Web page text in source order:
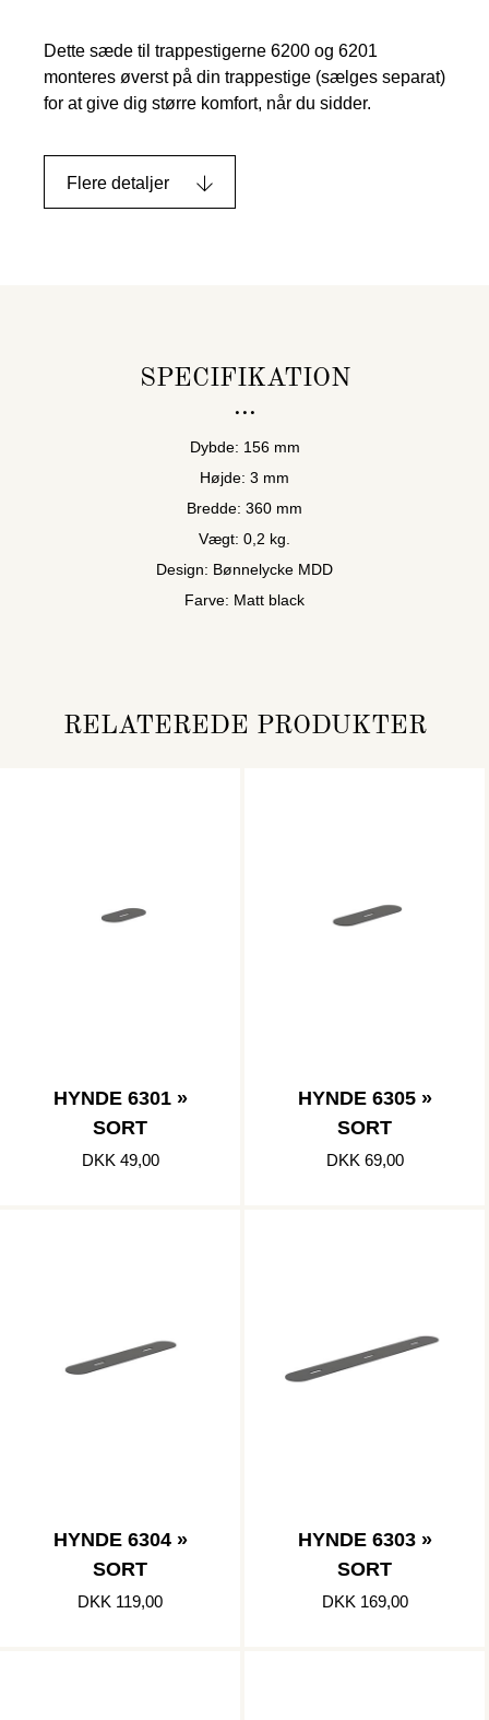
Dette sæde til trappestigerne 6200 og 6201
monteres øverst på din trappestige (sælges separat)
for at give dig større komfort, når du sidder.
Flere detaljer
SPECIFIKATION
Dybde: 156 mm
Højde: 3 mm
Bredde: 360 mm
Vægt: 0,2 kg.
Design: Bønnelycke MDD
Farve: Matt black
RELATEREDE PRODUKTER
HYNDE 6301 »
SORT
DKK 49,00
HYNDE 6305 »
SORT
DKK 69,00
HYNDE 6304 »
SORT
DKK 119,00
HYNDE 6303 »
SORT
DKK 169,00